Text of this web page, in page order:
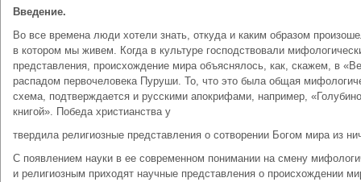
Введение.
Во все времена люди хотели знать, откуда и каким образом
в котором мы живем. Когда в культуре господствовали
представления, происхождение мира объяснялось, как, скажем, в
распадом первочеловека Пуруши. То, что это была общая
схема, подтверждается и русскими апокрифами, например,
книгой». Победа христианства у
твердила религиозные представления о сотворении Богом мира из
С появлением науки в ее современном понимании на смену
и религиозным приходят научные представления о происхождении